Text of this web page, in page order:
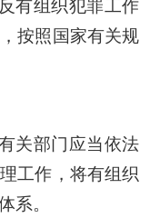
有组织犯罪工作
按照国家有关规
关部门应当依法
工作，将有组织
系。